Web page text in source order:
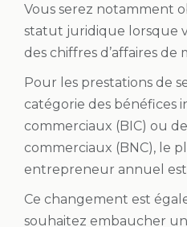
Vous serez notamment
statut juridique lorsque
des chiffres d’affaires de
Pour les prestations de
catégorie des bénéfices
commerciaux (BIC) ou
commerciaux (BNC), le
entrepreneur annuel est
Ce changement est
souhaitez embaucher un